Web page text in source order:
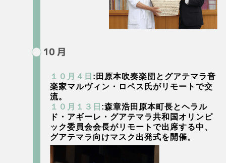
１０月４日 :田原本吹奏楽団とグアテマラ音
楽家マルヴィン・ロペス氏がリモートで交
流。
１０月１３日 :森章浩田原本町長とヘラル
ド・アギーレ・グアテマラ共和国オリンピ
ック委員会会長がリモートで出席する中、
グアテマラ向けマスク出発式を開催。